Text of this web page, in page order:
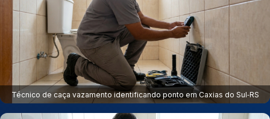
Técnico de caça vazamento identificando ponto em Caxias do Sul‑RS